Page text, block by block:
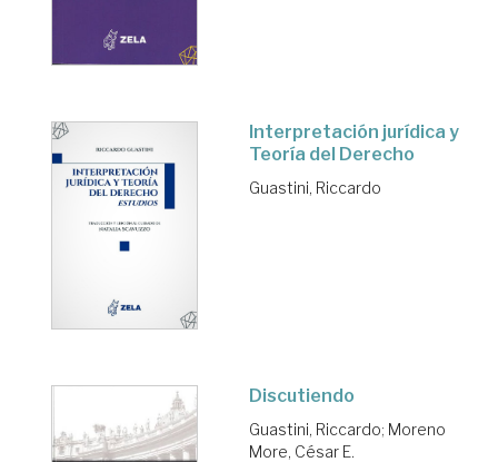
Interpretación jurídica y
Teoría del Derecho
Guastini, Riccardo
Discutiendo
Guastini, Riccardo; Moreno
More, César E.